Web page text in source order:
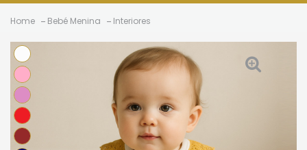
Home Bebé Menina Interiores